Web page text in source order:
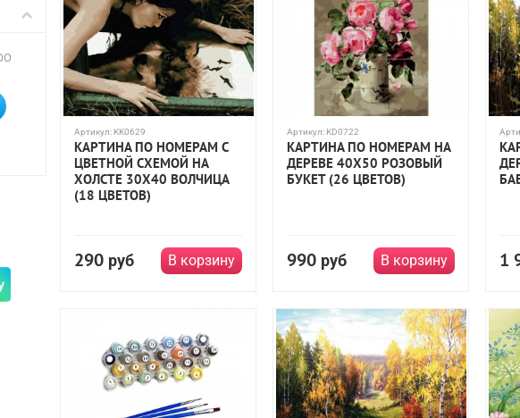
Артикул: KK0629
КАРТИНА ПО НОМЕРАМ С
ЦВЕТНОЙ СХЕМОЙ НА
ХОЛСТЕ 30Х40 ВОЛЧИЦА
(18 ЦВЕТОВ)
290 руб В корзину
Артикул: KD0722
КАРТИНА ПО НОМЕРАМ НА
ДЕРЕВЕ 40Х50 РОЗОВЫЙ
БУКЕТ (26 ЦВЕТОВ)
990 руб В корзину 1